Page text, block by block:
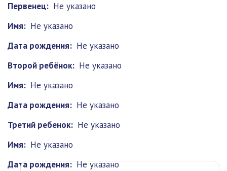
Первенец: Не указано
Имя: Не указано
Дата рождения: Не указано
Второй ребёнок: Не указано
Имя: Не указано
Дата рождения: Не указано
Третий ребенок: Не указано
Имя: Не указано
Дата рождения: Не указано